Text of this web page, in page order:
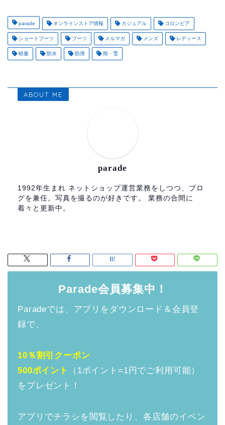
parade オンラインストア情報 カジュアル コロンビア
ショートブーツ ブーツ メルマガ メンズ レディース
軽量 防水 防滑 雨・雪
ABOUT ME
parade
1992年生まれ ネットショップ運営業務をしつつ、ブロ
グを兼任。写真を撮るのが好きです。 業務の合間に
着々と更新中。
Parade会員募集中！
Paradeでは、アプリをダウンロード＆会員登
録で、
10％割引クーポン
500ポイント
（1ポイント=1円でご利用可能）
をプレゼント！
アプリでチラシを閲覧したり、各店舗のイベン